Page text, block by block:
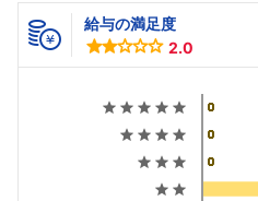
給与の満足度
2.0